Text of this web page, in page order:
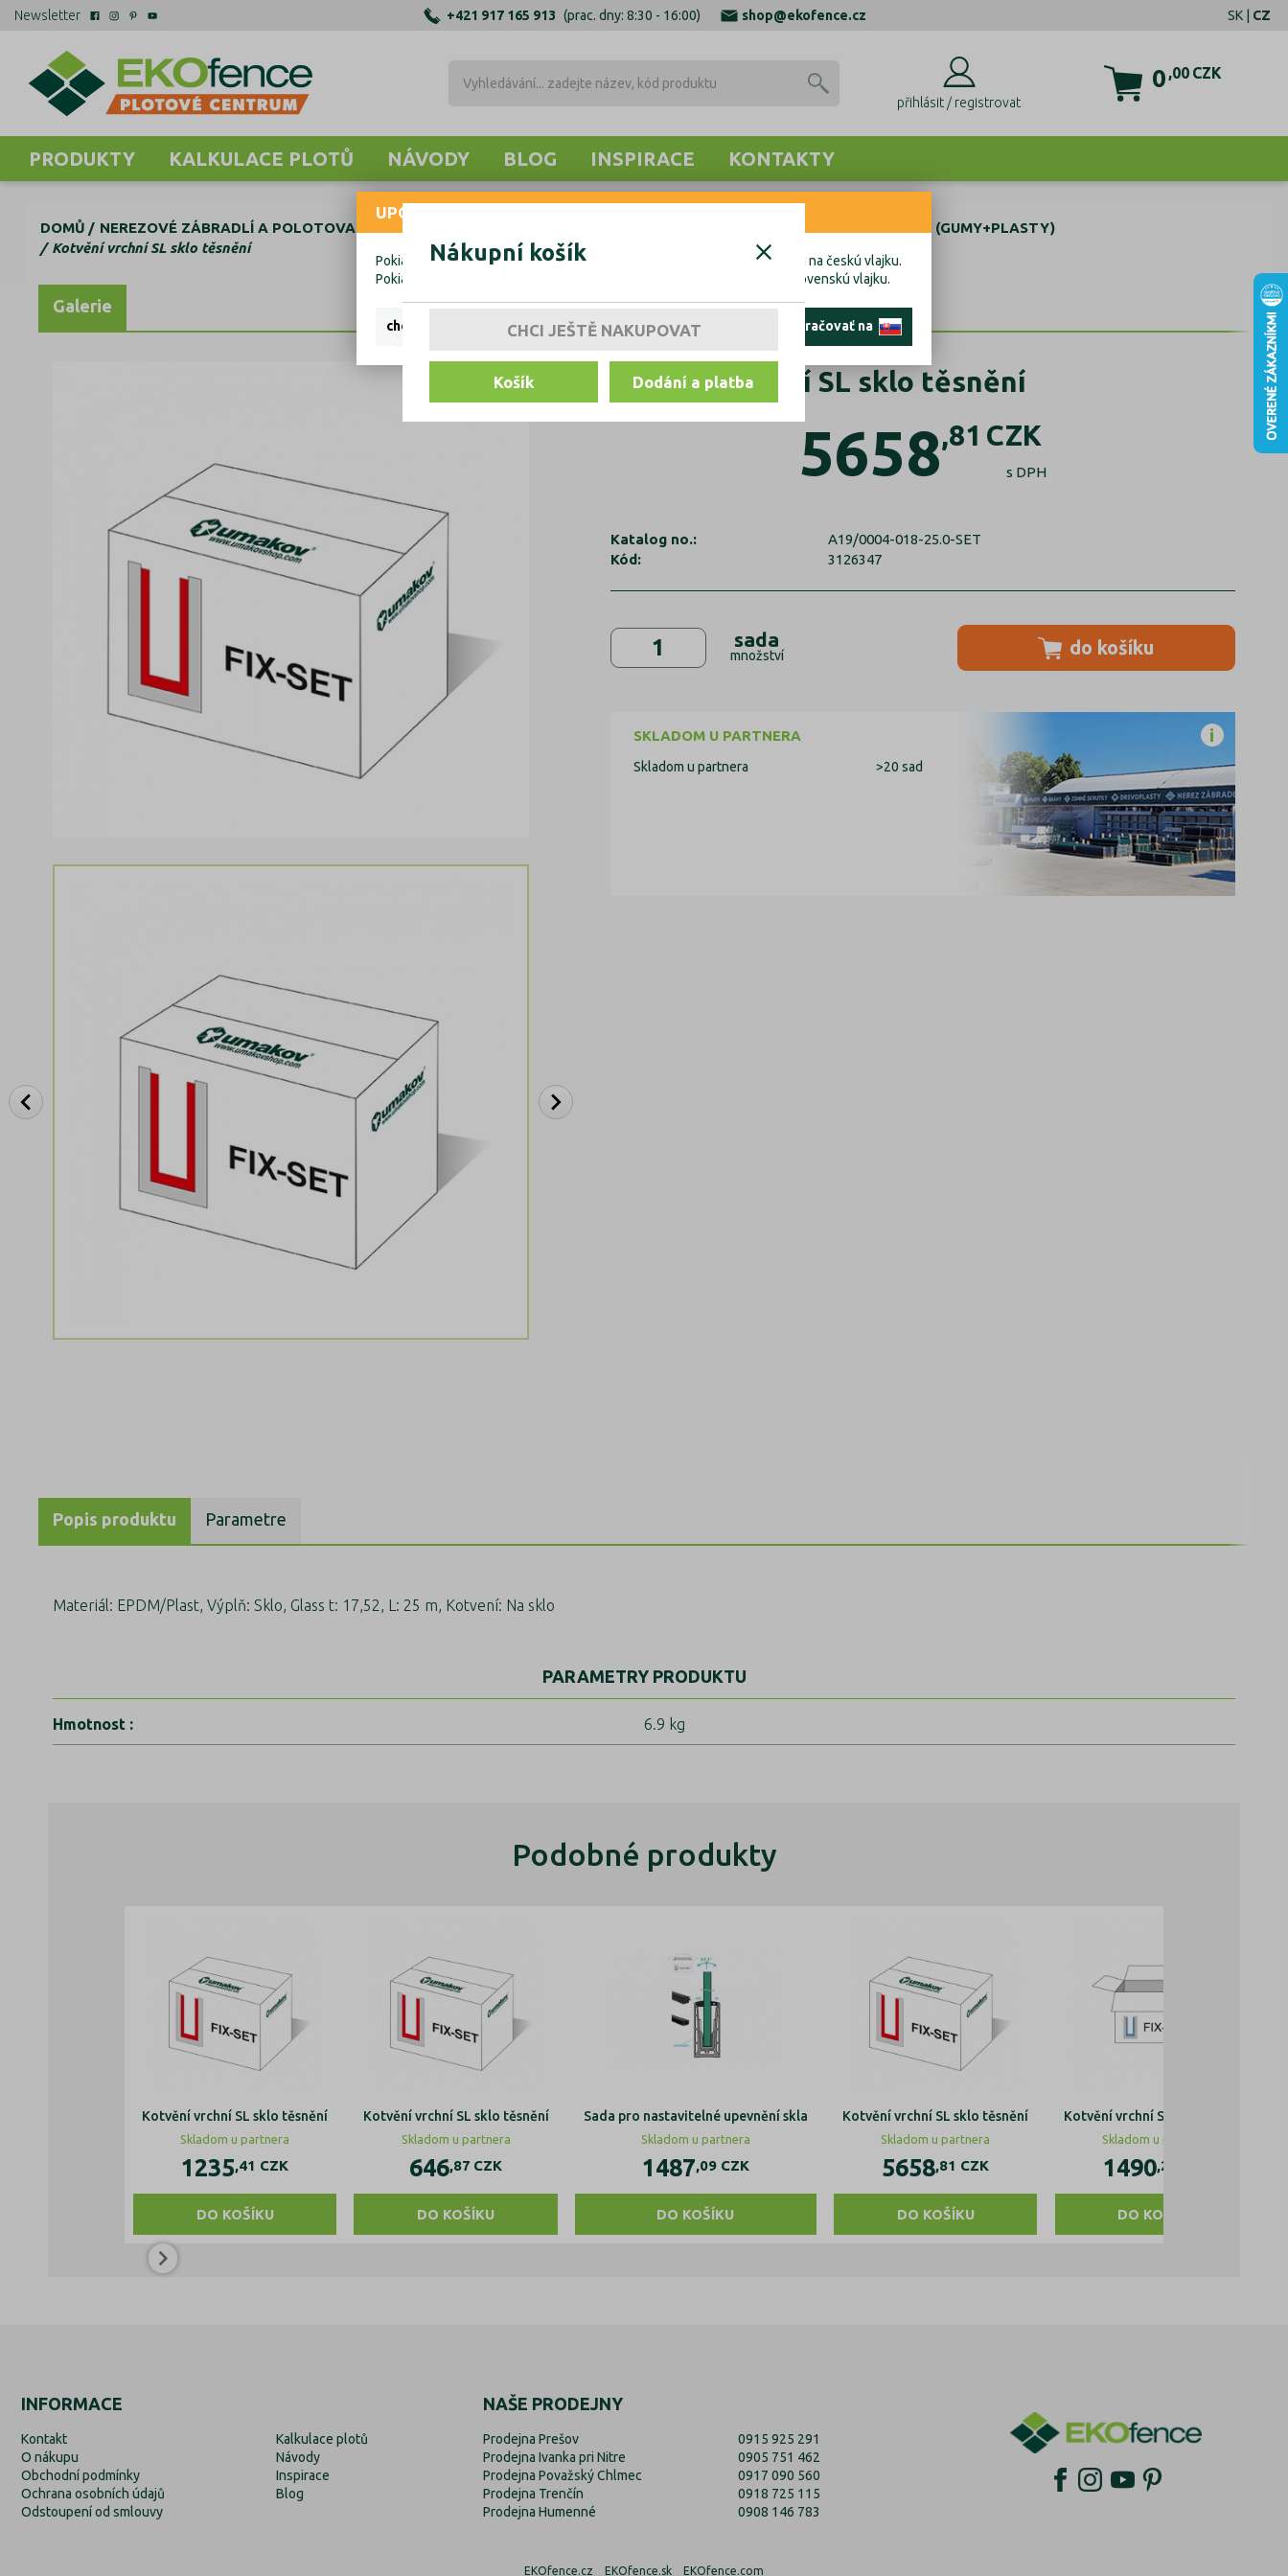
Newsletter +421 917 165 913 (prac. dny: 8:30 - 16:00) shop@ekofence.cz SK | CZ
přihlásit / registrovat
0 ,00 CZK
PRODUKTY KALKULACE PLOTŮ NÁVODY BLOG INSPIRACE KONTAKTY
Nákupní košík
CHCI JEŠTĚ NAKUPOVAT
Košík Dodání a platba
DOMŮ NEREZOVÉ ZÁBRADLÍ A POLOTOVARY
KOTVENÍ SKLA SETY (GUMY+PLASTY)
Kotvění vrchní SL sklo těsnění
Galerie
Kotvění vrchní SL sklo těsnění
5658,81 CZK
s DPH
Katalog no.:
A19/0004-018-25.0-SET
Kód:
3126347
sada
množství do košíku
SKLADOM U PARTNERA
Skladom u partnera >20 sad
Popis produktu Parametre
Materiál: EPDM/Plast, Výplň: Sklo, Glass t: 17,52, L: 25 m, Kotvení: Na sklo
PARAMETRY PRODUKTU
Hmotnost : 6.9 kg
Podobné produkty
Kotvění vrchní SL sklo těsnění
Skladom u partnera
1235,41 CZK
DO KOŠÍKU
Kotvění vrchní SL sklo těsnění
Skladom u partnera
646,87 CZK
DO KOŠÍKU
Sada pro nastavitelné upevnění skla
Skladom u partnera
1487,09 CZK
DO KOŠÍKU
Kotvění vrchní SL sklo těsnění
Skladom u partnera
5658,81 CZK
DO KOŠÍKU
Kotvění vrchní SL sklo těsnění
Skladom u partnera
1490,24
DO KOŠÍKU
INFORMACE
Kontakt
O nákupu
Obchodní podmínky
Ochrana osobních údajů
Odstoupení od smlouvy
Kalkulace plotů
Návody
Inspirace
Blog
NAŠE PRODEJNY
Prodejna Prešov
Prodejna Ivanka pri Nitre
Prodejna Považský Chlmec
Prodejna Trenčín
Prodejna Humenné
0915 925 291
0905 751 462
0917 090 560
0918 725 115
0908 146 783
EKOfence.cz EKOfence.sk EKOfence.com
UPOZORNENIE
Pokiaľ chcete uskutočniť objednávku do Českej republiky, kliknite prosím na českú vlajku.
Pokiaľ chcete uskutočniť objednávku na Slovensko, kliknite prosím na slovenskú vlajku.
chcem ostať tu pokračovať na